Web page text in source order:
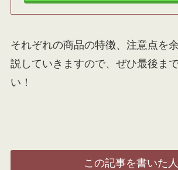
それぞれの商品の特徴、注意点を
説していきますので、ぜひ最後ま
い！
この記事を書いた人